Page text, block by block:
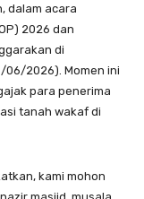
dalam acara
2026 dan
di
2026). Momen ini
para penerima
tanah wakaf di
kami mohon